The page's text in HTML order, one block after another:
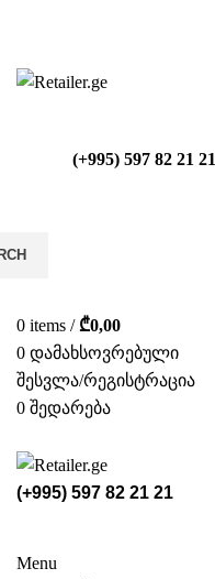
(+995) 597 82 21 21
0 items / ₾0,00
0 დამახსოვრებული
შესვლა/რეგისტრაცია
0 შედარება
(+995) 597 82 21 21
Menu